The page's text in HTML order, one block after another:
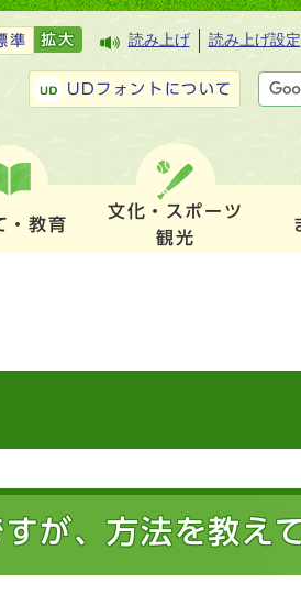
準 拡大 読み上げ 読み上げ設定
UDフォントについて
・教育
文化・スポーツ
観光
が、方法を教え